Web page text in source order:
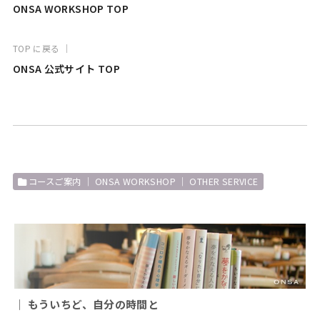
ONSA WORKSHOP TOP
TOP に戻る ｜
ONSA 公式サイト TOP
コースご案内 ｜ ONSA WORKSHOP ｜ OTHER SERVICE
｜ もういちど、自分の時間と